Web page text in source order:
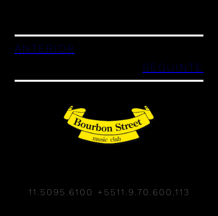
ANTERIOR
SEGUINTE
11.5095.6100 +5511.9.70.600.113